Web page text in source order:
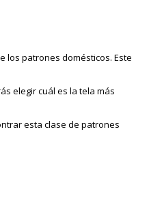
los patrones domésticos. Este
elegir cuál es la tela más
esta clase de patrones